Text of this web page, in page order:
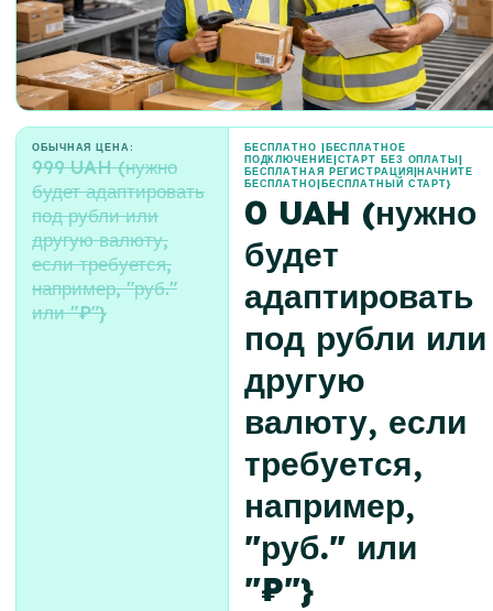
ОБЫЧНАЯ ЦЕНА:
999 UAH (нужно
будет адаптировать
под рубли или
другую валюту,
если требуется,
например, "руб."
или "₽"}
БЕСПЛАТНО |БЕСПЛАТНОЕ
ПОДКЛЮЧЕНИЕ|СТАРТ БЕЗ ОПЛАТЫ|
БЕСПЛАТНАЯ РЕГИСТРАЦИЯ|НАЧНИТЕ
БЕСПЛАТНО|БЕСПЛАТНЫЙ СТАРТ}
0 UAH (нужно
будет
адаптировать
под рубли или
другую
валюту, если
требуется,
например,
"руб." или
"₽"}